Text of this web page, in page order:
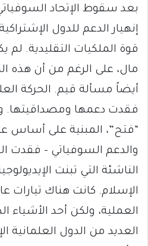
بعد سقوط الإتحاد
إنهيار الدعم للدول
قوة الملكيات التقليدية.
مال، على الرغم من أن هذه
أيضاً مسألة قيم. الحركة
فقدت دعمها ومصداقيتها.
“فتح”، المبنية على أساس
والدعم السوفياتي – فقدت
الناشئة التي تبنت
الإسلام. كانت هناك تيارات
العملية، ولكن أحد الأشياء
العديد من الدول العلمانية